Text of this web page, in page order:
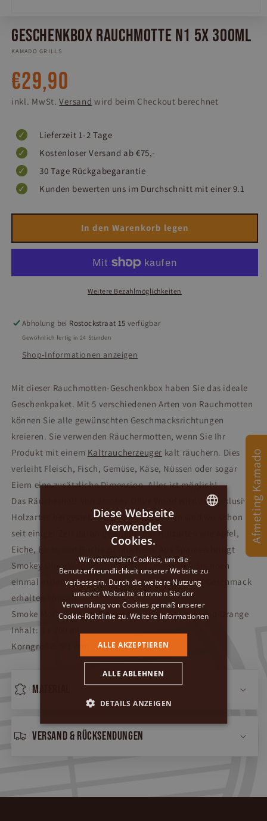
in
Modal
öffnen
Geschenkbox Rauchmotte N1 5x 300ml
KAMADO GRILLS
Normaler
Preis
€29,90
inkl. MwSt.Versand wird beim Checkout berechnet
Lieferzeit 1-2 Tage
Kostenloser Versand ab €75,-
30 Tage Rückgabegarantie
Kunden bewerten uns im Durchschnitt mit einer 9.1
In den Warenkorb legen
Weitere Bezahlmöglichkeiten
Abholung bei Rostockstraat 15 verfügbar
Gewöhnlich fertig in 24 Stunden
Shop-Informationen anzeigen
Mit dieser Rauchmotten-Geschenkbox haben Sie das ideale
Geschenkpaket. Mit 5 verschiedenen Arten von Rauchmotten
können Sie alle gewünschten Geschmacksrichtungen
kreieren. Sie verwenden Räuchermotten, wenn Sie Ihr
Produkt mit einem Kaltraucherzeuger kalt räuchern. Dies
verleiht Fleisch, Fisch, Gemüse, Käse, Nüssen oder sogar
Eiern eine zusätzliche Dimension. Alles ist möglich!
Das Räucherholz von Smokey Olive Wood wird aus exklusiven
Holzarten hergestellt. In den Niederlanden sind wir schon
seit einiger Zeit daran gewöhnt, mit Holzarten wie Apfel,
Eiche, Birne und Buche zu räuchern. Aus Spanien bringt
Smokey Olive Wood Holzarten mit, mit denen Sie noch
einmal experimentieren und einen raffinierteren Geschmack
erhalten können.
Smoke Moth Zitrone, Steineiche, Olive, Mandel und Orange
Inhalt: 5 x 300 ml
Korngröße: 0-1 mm
Material
Versand & Rücksendungen
ENGLISH
Diese Webseite
verwendet
Cookies.
Wir verwenden Cookies, um die
Benutzerfreundlichkeit unserer Website zu
verbessern. Durch die weitere Nutzung
unserer Webseite stimmen Sie der
Verwendung von Cookies gemäß unserer
Cookie-Richtlinie zu.Weitere Informationen
ALLE AKZEPTIEREN
ALLE ABLEHNEN
DETAILS ANZEIGEN
Afmeting Kamado